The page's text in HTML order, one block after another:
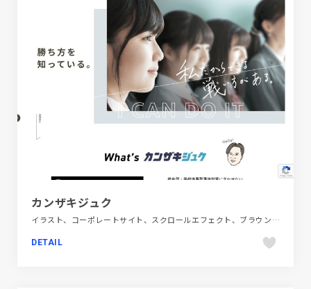
カンザキジュク
イラスト、コーポレートサイト、スクロールエフェクト、ブラウン系、ベージュ・ゴールド系、ホワイト系、ポップ、教育・学校
DETAIL